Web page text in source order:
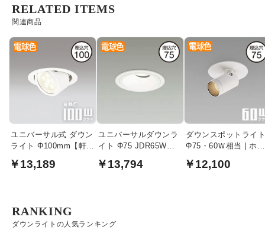
関連商品
RELATED ITEMS
ユニバーサル式 ダウン
ライト Φ100mm【軒
￥13,189
ユニバーサルダウンラ
イト Φ75 JDR65W
￥13,794
ダウンスポットライ
Φ75・60Ｗ相当 | ホワ
￥12,100
ダウンライトの人気ランキング
RANKING